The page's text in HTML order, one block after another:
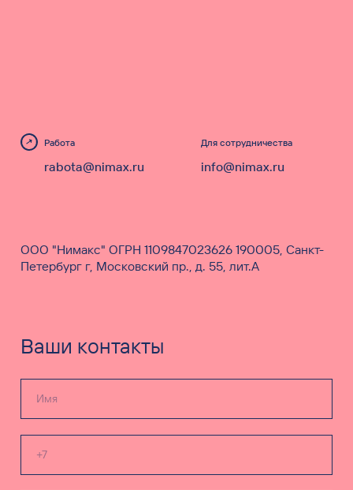
Работа
rabota@nimax.ru
Для сотрудничества
info@nimax.ru
ООО "Нимакс" ОГРН 1109847023626 190005, Санкт-
Петербург г, Московский пр., д. 55, лит.А
Ваши контакты